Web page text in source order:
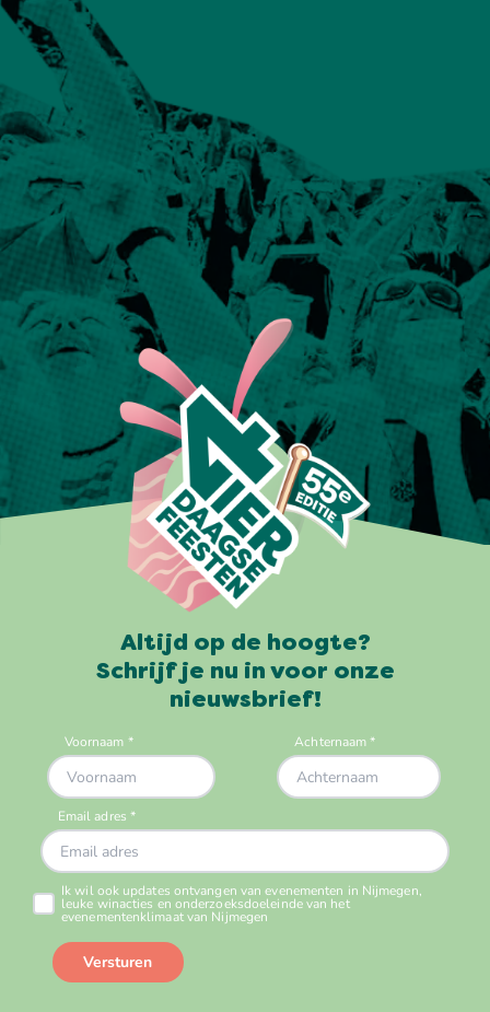
Altijd op de hoogte?
Schrijf je nu in voor onze
nieuwsbrief!